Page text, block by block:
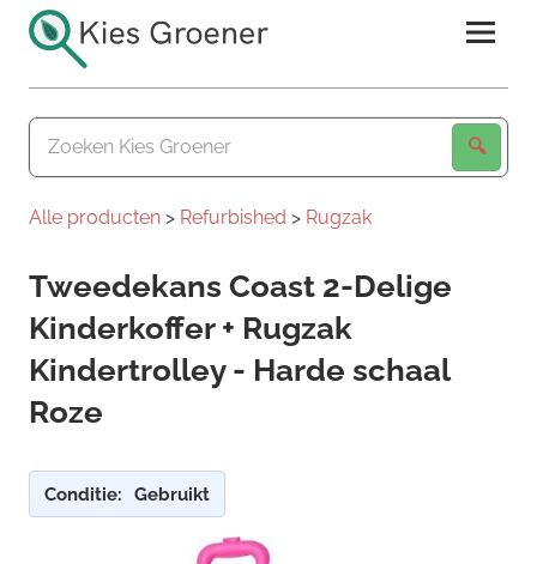
naar
inhoudKies
Groener
Alle producten > Refurbished > Rugzak
Tweedekans Coast 2-Delige
Kinderkoffer + Rugzak
Kindertrolley - Harde schaal
Roze
Conditie: Gebruikt